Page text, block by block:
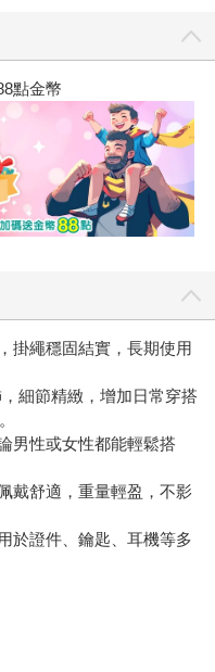
點金幣
掛繩穩固結實，長期使用
細節精緻，增加日常穿搭
男性或女性都能輕鬆搭
戴舒適，重量輕盈，不影
於證件、鑰匙、耳機等多